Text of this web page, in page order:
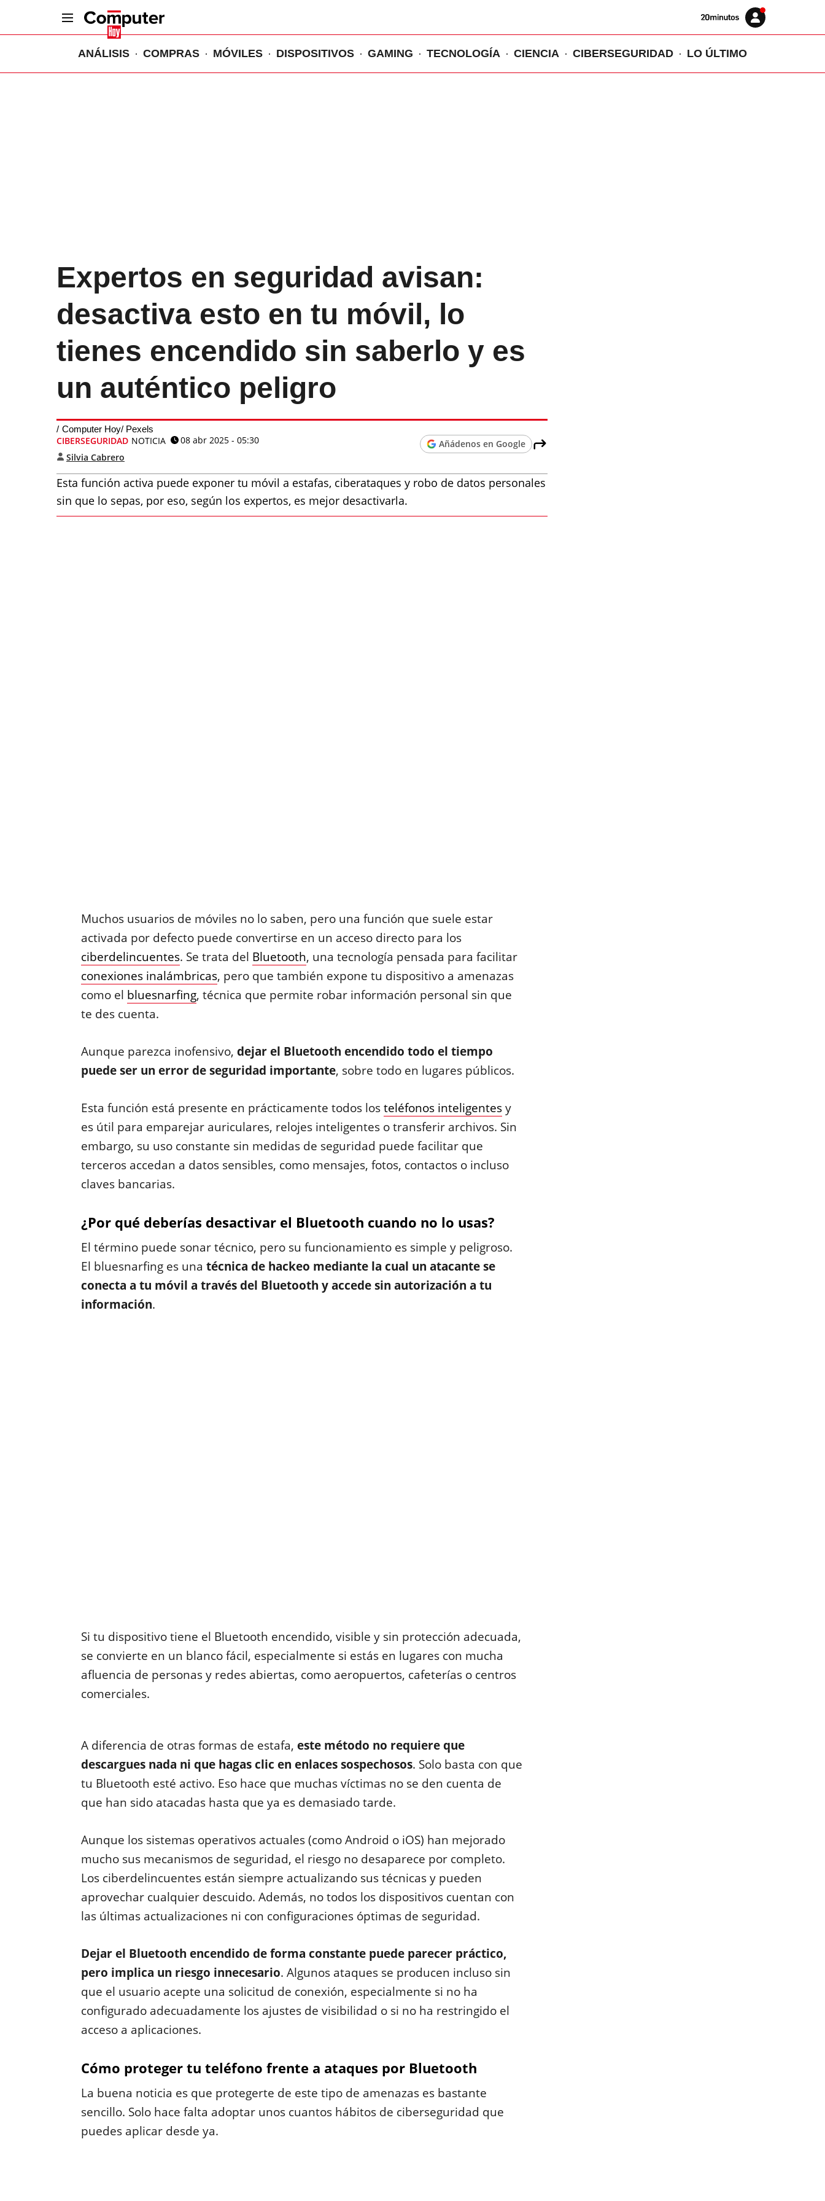
Volver
Iniciar
sesión
ANÁLISIS COMPRAS MÓVILES DISPOSITIVOS GAMING TECNOLOGÍA CIENCIA CIBERSEGURIDAD LO ÚLTIMO
Expertos en seguridad avisan:
desactiva esto en tu móvil, lo
tienes encendido sin saberlo y es
un auténtico peligro
Computer Hoy/ Pexels
CIBERSEGURIDAD NOTICIA
08 abr 2025 - 05:30
Silvia Cabrero
Añádenos en Google
Esta función activa puede exponer tu móvil a estafas, ciberataques y robo de datos personales
sin que lo sepas, por eso, según los expertos, es mejor desactivarla.
Muchos usuarios de móviles no lo saben, pero una función que suele estar
activada por defecto puede convertirse en un acceso directo para los
ciberdelincuentes. Se trata del Bluetooth, una tecnología pensada para facilitar
conexiones inalámbricas, pero que también expone tu dispositivo a amenazas
como el bluesnarfing, técnica que permite robar información personal sin que
te des cuenta.
Aunque parezca inofensivo, dejar el Bluetooth encendido todo el tiempo
puede ser un error de seguridad importante, sobre todo en lugares públicos.
Esta función está presente en prácticamente todos losteléfonos inteligentesy
es útil para emparejar auriculares, relojes inteligentes o transferir archivos. Sin
embargo, su uso constante sin medidas de seguridad puede facilitar que
terceros accedan a datos sensibles, como mensajes, fotos, contactos o incluso
claves bancarias.
¿Por qué deberías desactivar el Bluetooth cuando no lo usas?
El término puede sonar técnico, pero su funcionamiento es simple y peligroso.
El bluesnarfing es una técnica de hackeo mediante la cual un atacante se
conecta a tu móvil a través del Bluetooth y accede sin autorización a tu
información.
Si tu dispositivo tiene el Bluetooth encendido, visible y sin protección adecuada,
se convierte en un blanco fácil, especialmente si estás en lugares con mucha
afluencia de personas y redes abiertas, como aeropuertos, cafeterías o centros
comerciales.
A diferencia de otras formas de estafa, este método no requiere que
descargues nada ni que hagas clic en enlaces sospechosos. Solo basta con que
tu Bluetooth esté activo. Eso hace que muchas víctimas no se den cuenta de
que han sido atacadas hasta que ya es demasiado tarde.
Aunque los sistemas operativos actuales (como Android o iOS) han mejorado
mucho sus mecanismos de seguridad, el riesgo no desaparece por completo.
Los ciberdelincuentes están siempre actualizando sus técnicas y pueden
aprovechar cualquier descuido. Además, no todos los dispositivos cuentan con
las últimas actualizaciones ni con configuraciones óptimas de seguridad.
Dejar el Bluetooth encendido de forma constante puede parecer práctico,
pero implica un riesgo innecesario. Algunos ataques se producen incluso sin
que el usuario acepte una solicitud de conexión, especialmente si no ha
configurado adecuadamente los ajustes de visibilidad o si no ha restringido el
acceso a aplicaciones.
Cómo proteger tu teléfono frente a ataques por Bluetooth
La buena noticia es que protegerte de este tipo de amenazas es bastante
sencillo. Solo hace falta adoptar unos cuantos hábitos de ciberseguridad que
puedes aplicar desde ya.